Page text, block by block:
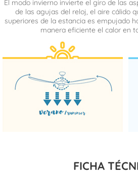
El modo invierno invierte el giro de las
de las agujas del reloj, el aire cálido
superiores de la estancia es empujado
manera eficiente el calor en
FICHA